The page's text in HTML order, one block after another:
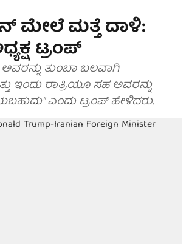
ಮೇಲೆ ಮತ್ತೆ ದಾಳಿ:
ಟ್ರಂಪ್
ಅವರನ್ನು ತುಂಬಾ ಬಲವಾಗಿ
ಇಂದು ರಾತ್ರಿಯೂ ಸಹ ಅವರನ್ನು
ಎಂದು ಟ್ರಂಪ್ ಹೇಳಿದರು.